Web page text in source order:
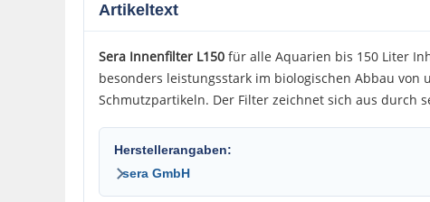
Artikeltext
Sera Innenfilter L150 für alle Aquarien bis 150 Liter
besonders leistungsstark im biologischen Abbau
Schmutzpartikeln. Der Filter zeichnet sich aus durch
Herstellerangaben:
sera GmbH